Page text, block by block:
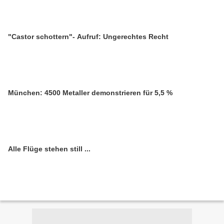
"Castor schottern"- Aufruf: Ungerechtes Recht
München: 4500 Metaller demonstrieren für 5,5 %
Alle Flüge stehen still ...